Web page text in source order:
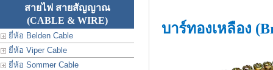
สายไฟ สายสัญญาณ
(CABLE & WIRE)
ยี่ห้อ Belden Cable
ยี่ห้อ Viper Cable
ยี่ห้อ Sommer Cable
บาร์ทองเหลือง